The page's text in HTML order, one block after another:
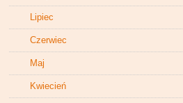
Lipiec
Czerwiec
Maj
Kwiecień